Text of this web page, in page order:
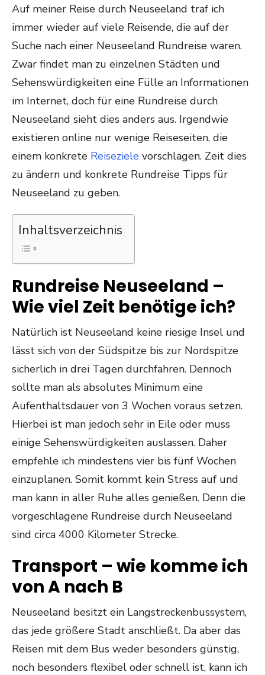
Auf meiner Reise durch Neuseeland traf ich
immer wieder auf viele Reisende, die auf der
Suche nach einer Neuseeland Rundreise waren.
Zwar findet man zu einzelnen Städten und
Sehenswürdigkeiten eine Fülle an Informationen
im Internet, doch für eine Rundreise durch
Neuseeland sieht dies anders aus. Irgendwie
existieren online nur wenige Reiseseiten, die
einem konkrete Reiseziele vorschlagen. Zeit dies
zu ändern und konkrete Rundreise Tipps für
Neuseeland zu geben.
Inhaltsverzeichnis
Rundreise Neuseeland –
Wie viel Zeit benötige ich?
Natürlich ist Neuseeland keine riesige Insel und
lässt sich von der Südspitze bis zur Nordspitze
sicherlich in drei Tagen durchfahren. Dennoch
sollte man als absolutes Minimum eine
Aufenthaltsdauer von 3 Wochen voraus setzen.
Hierbei ist man jedoch sehr in Eile oder muss
einige Sehenswürdigkeiten auslassen. Daher
empfehle ich mindestens vier bis fünf Wochen
einzuplanen. Somit kommt kein Stress auf und
man kann in aller Ruhe alles genießen. Denn die
vorgeschlagene Rundreise durch Neuseeland
sind circa 4000 Kilometer Strecke.
Transport – wie komme ich
von A nach B
Neuseeland besitzt ein Langstreckenbussystem,
das jede größere Stadt anschließt. Da aber das
Reisen mit dem Bus weder besonders günstig,
noch besonders flexibel oder schnell ist, kann ich